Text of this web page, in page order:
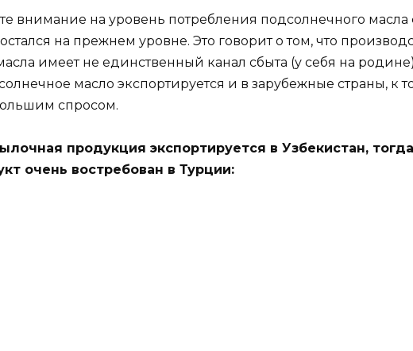
внимание на уровень потребления подсолнечного
на прежнем уровне. Это говорит о том, что
имеет не единственный канал сбыта (у себя на
масло экспортируется и в зарубежные страны, к
спросом.
продукция экспортируется в Узбекистан,
очень востребован в Турции: